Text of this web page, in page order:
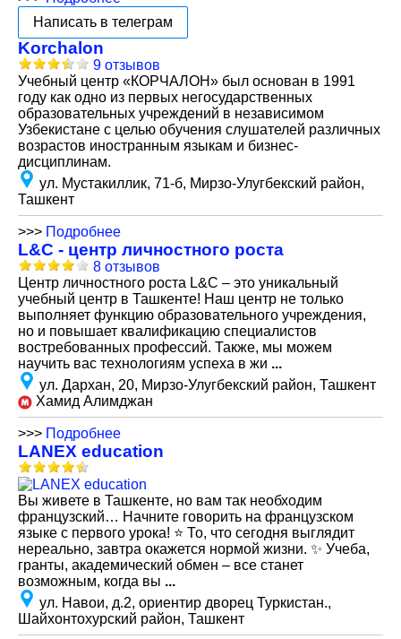
Написать в телеграм
Korchalon
9 отзывов
Учебный центр «КОРЧАЛОН» был основан в 1991
году как одно из первых негосударственных
образовательных учреждений в независимом
Узбекистане с целью обучения слушателей различных
возрастов иностранным языкам и бизнес-
дисциплинам.
ул. Мустакиллик, 71-б, Мирзо-Улугбекский район,
Ташкент
>>> Подробнее
L&C - центр личностного роста
8 отзывов
Центр личностного роста L&C – это уникальный
учебный центр в Ташкенте! Наш центр не только
выполняет функцию образовательного учреждения,
но и повышает квалификацию специалистов
востребованных профессий. Также, мы можем
научить вас технологиям успеха в жи ...
ул. Дархан, 20, Мирзо-Улугбекский район, Ташкент
Хамид Алимджан
>>> Подробнее
LANEX education
Вы живете в Ташкенте, но вам так необходим
французский… Начните говорить на французском
языке с первого урока! ⭐️ То, что сегодня выглядит
нереально, завтра окажется нормой жизни. ✨ Учеба,
гранты, академический обмен – все станет
возможным, когда вы ...
ул. Навои, д.2, ориентир дворец Туркистан.,
Шайхонтохурский район, Ташкент